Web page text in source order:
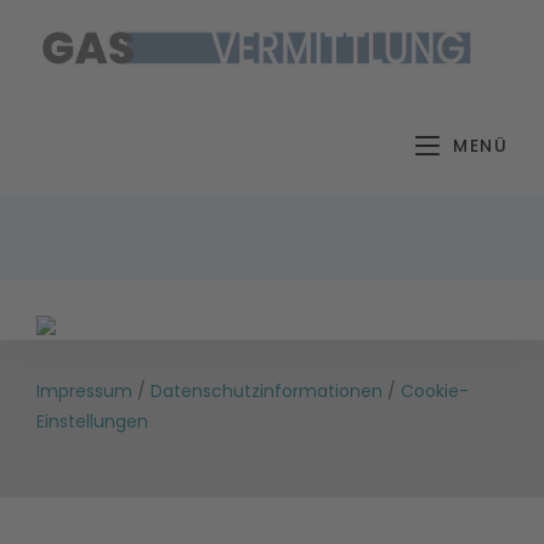
Inhalt
MENÜ
Impressum / Datenschutzinformationen / Cookie-
Einstellungen